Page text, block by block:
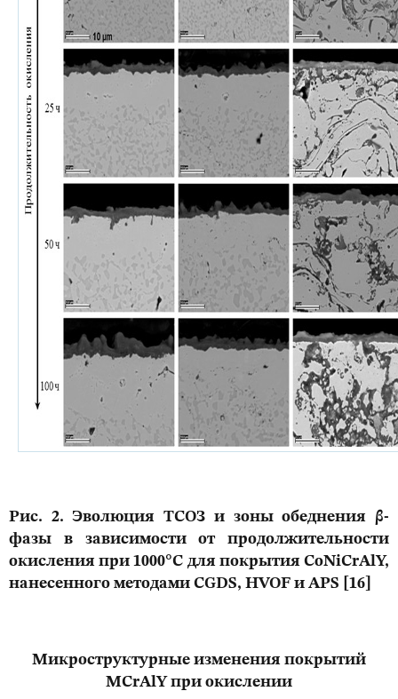
Рис. 2. Эволюция ТСОЗ и зоны обеднения β-
фазы в зависимости от продолжительности
окисления при 1000°C для покрытия CoNiCrAlY,
нанесенного методами CGDS, HVOF и APS [16]
Микроструктурные изменения покрытий
MCrAlY при окислении